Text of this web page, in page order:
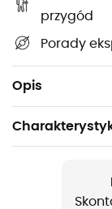
przygód
Porady
Opis
warstwa
pełni rolę tarczy
wpływem
wewnętrzna
zapewnia
Turystyka
Trekking /